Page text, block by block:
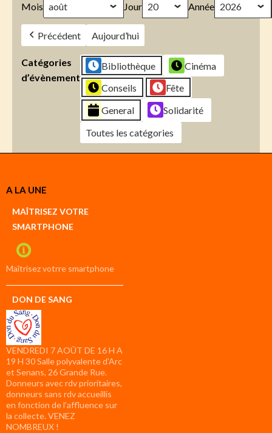
Mois Jour Année
Précédent Aujourd’hui
Catégories
d’évènement
Bibliothèque
Cinéma
Conseils
Fête
General
Solidarité
Toutes les catégories
Créer
compte
compte
A LA UNE
MAÎTRISEZ VOTRE
SMARTPHONE
Maîtrisez votrre smartphone
DON DE SANG
VENDREDI 7 AOÛT DE 16 H A
19 H 30 Salle polyvalente d’Arc
et Senans, 26 Grande Rue.
Donneurs avec rdv prioritaires,
donneurs sans rdv accueillis
en fonction de l’affluence sur
la collecte. VENEZ
NOMBREUX !